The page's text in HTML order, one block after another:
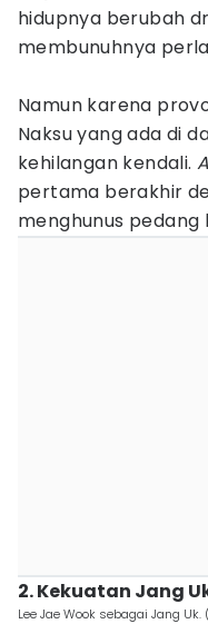
hidupnya berubah
membunuhnya
Namun karena
Naksu yang ada di
kehilangan kendali.
pertama berakhir
menghunus pedang
2. Kekuatan Jang
Lee Jae Wook sebagai Jang